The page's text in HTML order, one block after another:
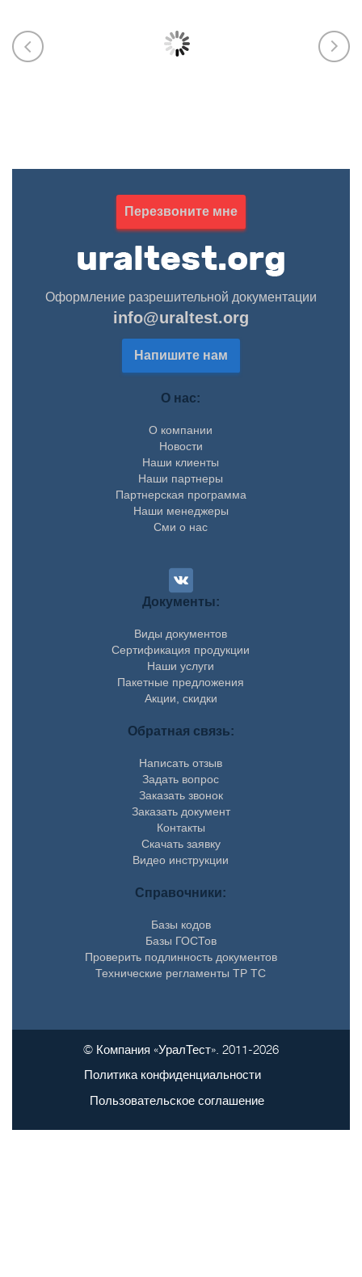
оборудование, СБКТС, СРО, лицензии,
Перезвоните мне
Оформление разрешительной документации
info@uraltest.org
Напишите нам
О нас:
О компании
Новости
Наши клиенты
Наши партнеры
Партнерская программа
Наши менеджеры
Сми о нас
Документы:
Виды документов
Сертификация продукции
Наши услуги
Пакетные предложения
Акции, скидки
Обратная связь:
Написать отзыв
Задать вопрос
Заказать звонок
Заказать документ
Контакты
Скачать заявку
Видео инструкции
Справочники:
Базы кодов
Базы ГОСТов
Проверить подлинность документов
Технические регламенты ТР ТС
© Компания «УралТест». 2011-2026
Политика конфиденциальности
Пользовательское соглашение